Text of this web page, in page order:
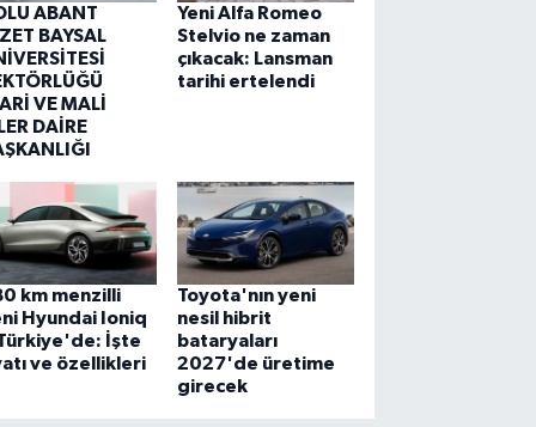
ABANT
BAYSAL
VE MALİ
DAİRE
Yeni Alfa Romeo
Stelvio ne zaman
çıkacak: Lansman
tarihi ertelendi
km menzilli
Hyundai Ioniq
İşte
ve özellikleri
Toyota'nın yeni
nesil hibrit
bataryaları
2027'de üretime
girecek